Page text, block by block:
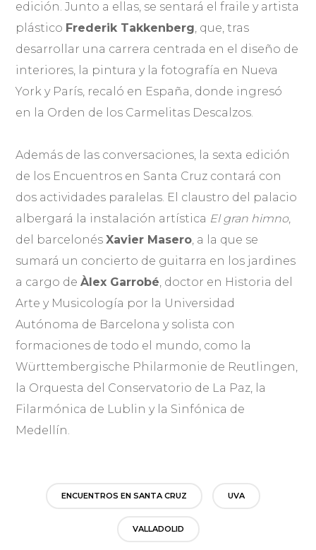
edición. Junto a ellas, se sentará el fraile y artista
plástico Frederik Takkenberg , que, tras
desarrollar una carrera centrada en el diseño de
interiores, la pintura y la fotografía en Nueva
York y París, recaló en España, donde ingresó
en la Orden de los Carmelitas Descalzos.
Además de las conversaciones, la sexta edición
de los Encuentros en Santa Cruz contará con
dos actividades paralelas. El claustro del palacio
albergará la instalación artística El gran himno,
del barcelonésXavier Masero , a la que se
sumará un concierto de guitarra en los jardines
a cargo deÀlex Garrobé , doctor en Historia del
Arte y Musicología por la Universidad
Autónoma de Barcelona y solista con
formaciones de todo el mundo, como la
Württembergische Philarmonie de Reutlingen,
la Orquesta del Conservatorio de La Paz, la
Filarmónica de Lublin y la Sinfónica de
Medellín.
ENCUENTROS EN SANTA CRUZ UVA
VALLADOLID